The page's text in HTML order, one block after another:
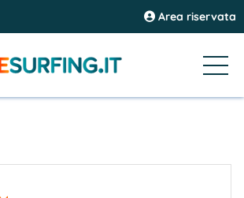
Area riservata